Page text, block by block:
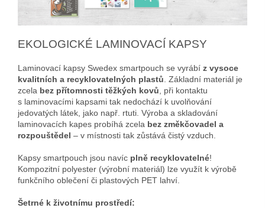
EKOLOGICKÉ LAMINOVACÍ KAPSY
Laminovací kapsy Swedex smartpouch se vyrábí z vysoce
kvalitních a recyklovatelných plastů . Základní materiál je
zcela bez přítomnosti těžkých kovů , při kontaktu
s laminovacími kapsami tak nedochází k uvolňování
jedovatých látek, jako např. rtuti. Výroba a skladování
laminovacích kapes probíhá zcela bez změkčovadel a
rozpouštědel – v místnosti tak zůstává čistý vzduch.
Kapsy smartpouch jsou navíc plně recyklovatelné!
Kompozitní polyester (výrobní materiál) lze využít k výrobě
funkčního oblečení či plastových PET lahví.
Šetrné k životnímu prostředí: